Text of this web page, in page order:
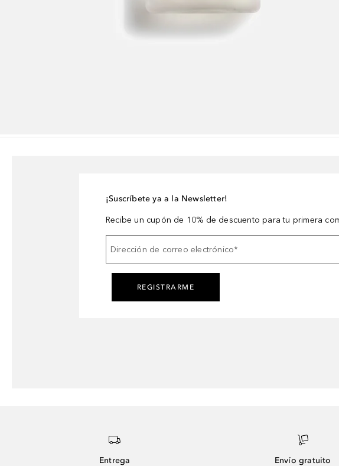
¡Suscríbete ya a la Newsletter!
Recibe un cupón de 10% de descuento para tu primera
Dirección de correo electrónico*
REGISTRARME
Entrega
Envío gratuito